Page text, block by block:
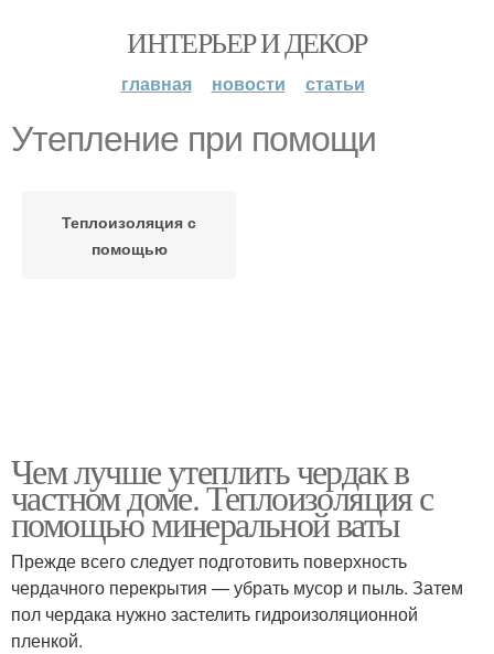
ИНТЕРЬЕР И ДЕКОР
главная новости статьи
Утепление при помощи
Теплоизоляция с
помощью
Чем лучше утеплить чердак в
частном доме. Теплоизоляция с
помощью минеральной ваты
Прежде всего следует подготовить поверхность
чердачного перекрытия — убрать мусор и пыль. Затем
пол чердака нужно застелить гидроизоляционной
пленкой.